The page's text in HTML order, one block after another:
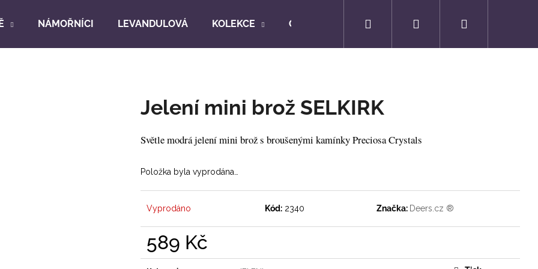
NÁMOŘNÍCI LEVANDULOVÁ KOLEKCE O NÁS KONTAKTY Přihlášení
Jelení mini brož SELKIRK
Světle modrá jelení mini brož s broušenými kamínky Preciosa Crystals
Položka byla vyprodána…
Vyprodáno Kód: 2340 Značka: Deers.cz ®
589 Kč
Měrná
HLEDAT